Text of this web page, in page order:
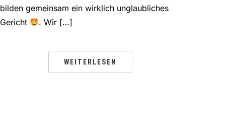
bilden gemeinsam ein wirklich unglaubliches
Gericht
. Wir […]
WEITERLESEN